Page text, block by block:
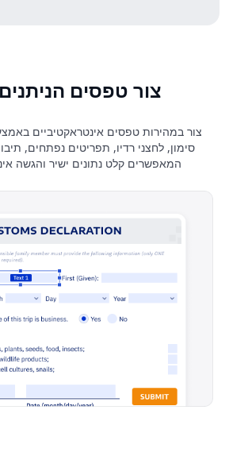
צור טפסים
צור במהירות טפסים אינטראקטיביים
סימון, לחצני רדיו, תפריטים נפתחים,
המאפשרים קלט נתונים ישיר והגשה